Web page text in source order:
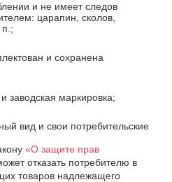
и не имеет следов
царапин, сколов,
п.;
и сохранена
заводская маркировка;
вид и свои потребительские
«О защите прав
отказать потребителю в
товаров надлежащего